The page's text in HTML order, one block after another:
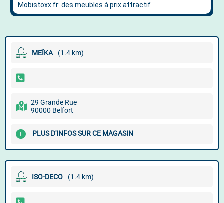
MEÏKA (1.4 km)
29 Grande Rue
90000 Belfort
PLUS D'INFOS SUR CE MAGASIN
ISO-DECO (1.4 km)